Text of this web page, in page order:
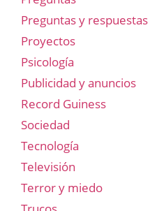
Preguntas y respuestas
Proyectos
Psicología
Publicidad y anuncios
Record Guiness
Sociedad
Tecnología
Televisión
Terror y miedo